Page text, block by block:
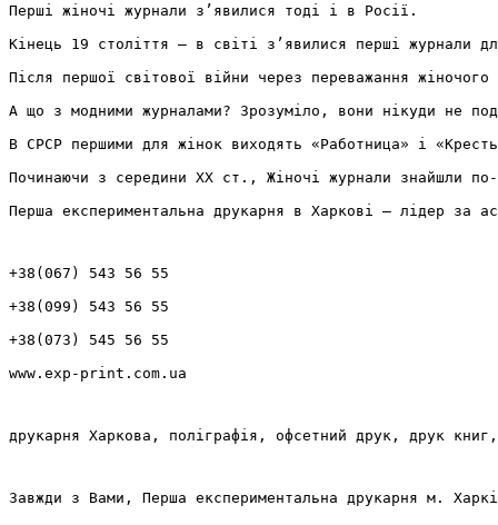
Перші жіночі журнали з’явилися тоді і в Росії.
Кінець 19 століття – в світі з’явилися перші журнали
Після першої світової війни через переважання
А що з модними журналами? Зрозуміло, вони нікуди не
В СРСР першими для жінок виходять «Работница» і
Починаючи з середини ХХ ст., Жіночі журнали знайшли
Перша експериментальна друкарня в Харкові – лідер за
+38(067) 543 56 55
+38(099) 543 56 55
+38(073) 545 56 55
www.exp-print.com.ua
друкарня Харкова, поліграфія, офсетний друк, друк
Завжди з Вами, Перша експериментальна друкарня м.